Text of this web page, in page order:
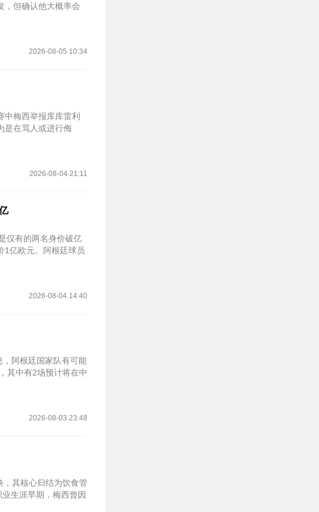
，但确认他大概率会
2026-08-05 10:34
梅西举报库库雷利
是在骂人或进行侮
2026-08-04 21:11
仅有的两名身价破亿
1亿欧元。阿根廷球员
2026-08-04 14:40
，阿根廷国家队有可能
其中有2场预计将在中
2026-08-03 23:48
，其核心归结为饮食管
生涯早期，梅西曾因